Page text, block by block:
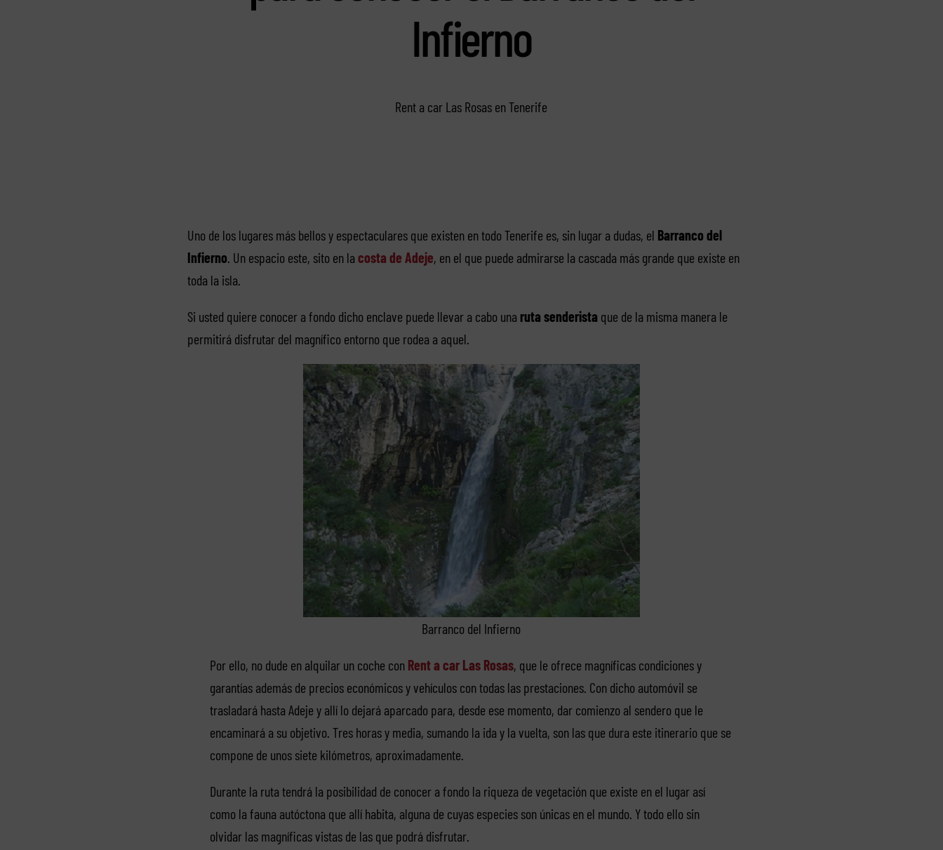
Infierno
Rent a car Las Rosas en Tenerife
Uno de los lugares más bellos y espectaculares que existen en todo Tenerife es, sin lugar a dudas, el Barranco del
Infierno. Un espacio este, sito en la costa de Adeje, en el que puede admirarse la cascada más grande que existe en
toda la isla.
Si usted quiere conocer a fondo dicho enclave puede llevar a cabo una ruta senderista que de la misma manera le
permitirá disfrutar del magnífico entorno que rodea a aquel.
Barranco del Infierno
Por ello, no dude en alquilar un coche con Rent a car Las Rosas, que le ofrece magníficas condiciones y
garantías además de precios económicos y vehículos con todas las prestaciones. Con dicho automóvil se
trasladará hasta Adeje y allí lo dejará aparcado para, desde ese momento, dar comienzo al sendero que le
encaminará a su objetivo. Tres horas y media, sumando la ida y la vuelta, son las que dura este itinerario que se
compone de unos siete kilómetros, aproximadamente.
Durante la ruta tendrá la posibilidad de conocer a fondo la riqueza de vegetación que existe en el lugar así
como la fauna autóctona que allí habita, alguna de cuyas especies son únicas en el mundo. Y todo ello sin
olvidar las magníficas vistas de las que podrá disfrutar.